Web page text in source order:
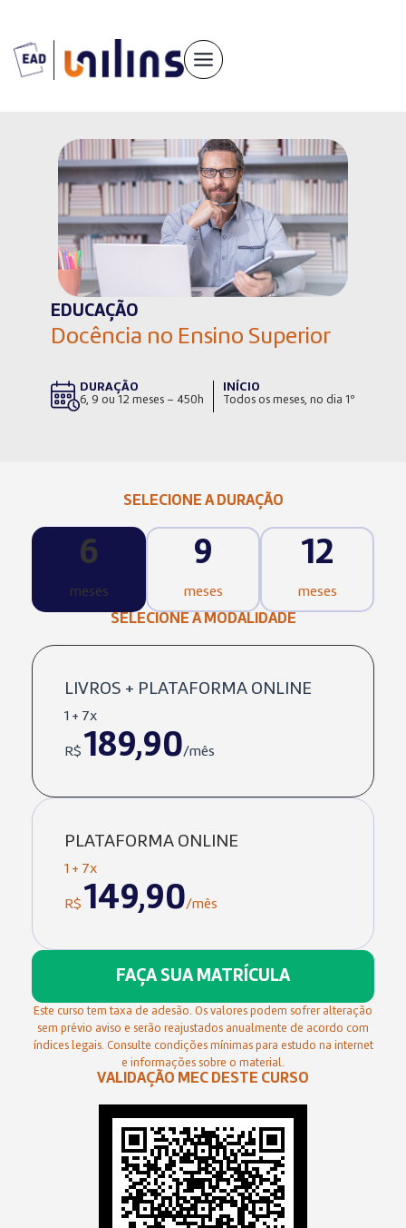
conteúdo
EDUCAÇÃO
Docência no Ensino Superior
DURAÇÃO
6, 9 ou 12 meses – 450h
INÍCIO
Todos os meses, no dia 1º
SELECIONE A DURAÇÃO
6
meses
9
meses
12
meses
SELECIONE A MODALIDADE
LIVROS + PLATAFORMA ONLINE
1 + 7x
R$ 189,90/mês
PLATAFORMA ONLINE
1 + 7x
R$ 149,90/mês
FAÇA SUA MATRÍCULA
Este curso tem taxa de adesão. Os valores podem sofrer alteração
sem prévio aviso e serão reajustados anualmente de acordo com
índices legais. Consulte condições mínimas para estudo na internet
e informações sobre o material.
VALIDAÇÃO MEC DESTE CURSO